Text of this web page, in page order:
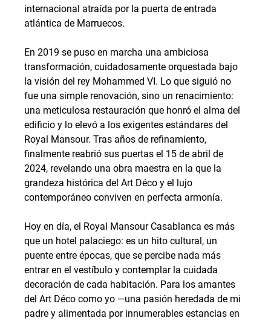
internacional atraída por la puerta de entrada
atlántica de Marruecos.
En 2019 se puso en marcha una ambiciosa
transformación, cuidadosamente orquestada bajo
la visión del rey Mohammed VI. Lo que siguió no
fue una simple renovación, sino un renacimiento:
una meticulosa restauración que honró el alma del
edificio y lo elevó a los exigentes estándares del
Royal Mansour. Tras años de refinamiento,
finalmente reabrió sus puertas el 15 de abril de
2024, revelando una obra maestra en la que la
grandeza histórica del Art Déco y el lujo
contemporáneo conviven en perfecta armonía.
Hoy en día, el Royal Mansour Casablanca es más
que un hotel palaciego: es un hito cultural, un
puente entre épocas, que se percibe nada más
entrar en el vestíbulo y contemplar la cuidada
decoración de cada habitación. Para los amantes
del Art Déco como yo —una pasión heredada de mi
padre y alimentada por innumerables estancias en